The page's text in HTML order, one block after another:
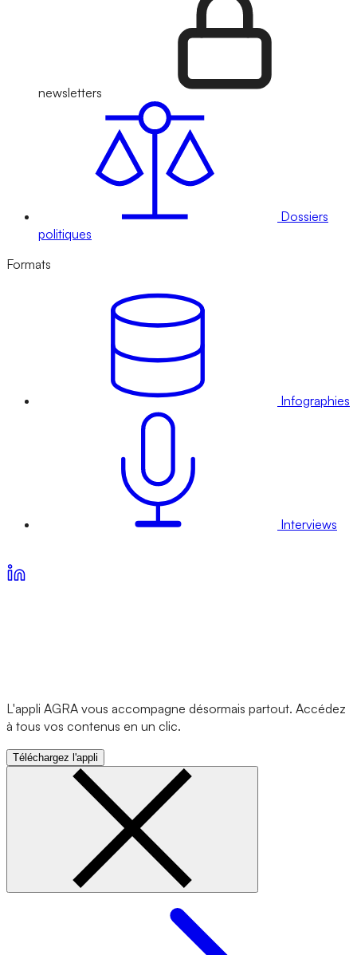
newsletters
Dossiers
politiques
Formats
Infographies
Interviews
L'appli AGRA vous accompagne désormais partout. Accédez
à tous vos contenus en un clic.
Téléchargez l'appli